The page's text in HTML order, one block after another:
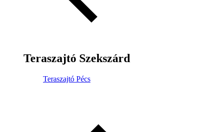
Teraszajtó Szekszárd
Teraszajtó Pécs